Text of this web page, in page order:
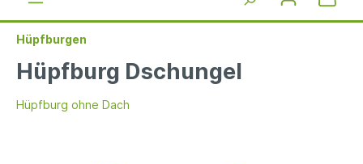
Hüpfburgen
Hüpfburg Dschungel
Hüpfburg ohne Dach